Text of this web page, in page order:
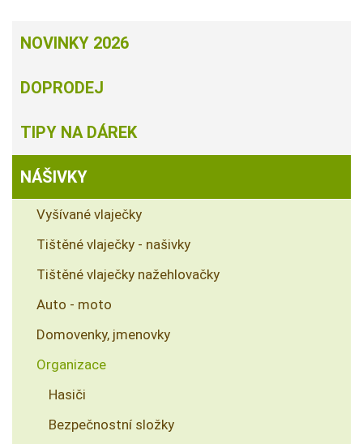
NOVINKY 2026
DOPRODEJ
TIPY NA DÁREK
NÁŠIVKY
Vyšívané vlaječky
Tištěné vlaječky - našivky
Tištěné vlaječky nažehlovačky
Auto - moto
Domovenky, jmenovky
Organizace
Hasiči
Bezpečnostní složky